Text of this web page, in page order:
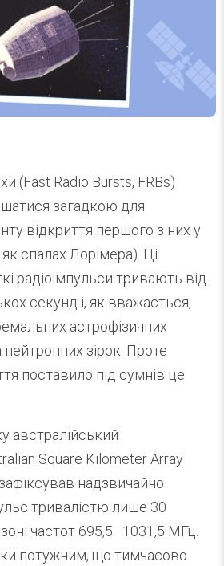
(Fast Radio Bursts, FRBs)
загадкою для
відкриття першого з них у
спалах Лорімера). Ці
радіоімпульси тривають від
секунд і, як вважається,
астрофізичних
зірок. Проте
поставило під сумнів це
австралійський
Square Kilometer Array
надзвичайно
тривалістю лише 30
частот 695,5–1031,5 МГц.
потужним, що тимчасово